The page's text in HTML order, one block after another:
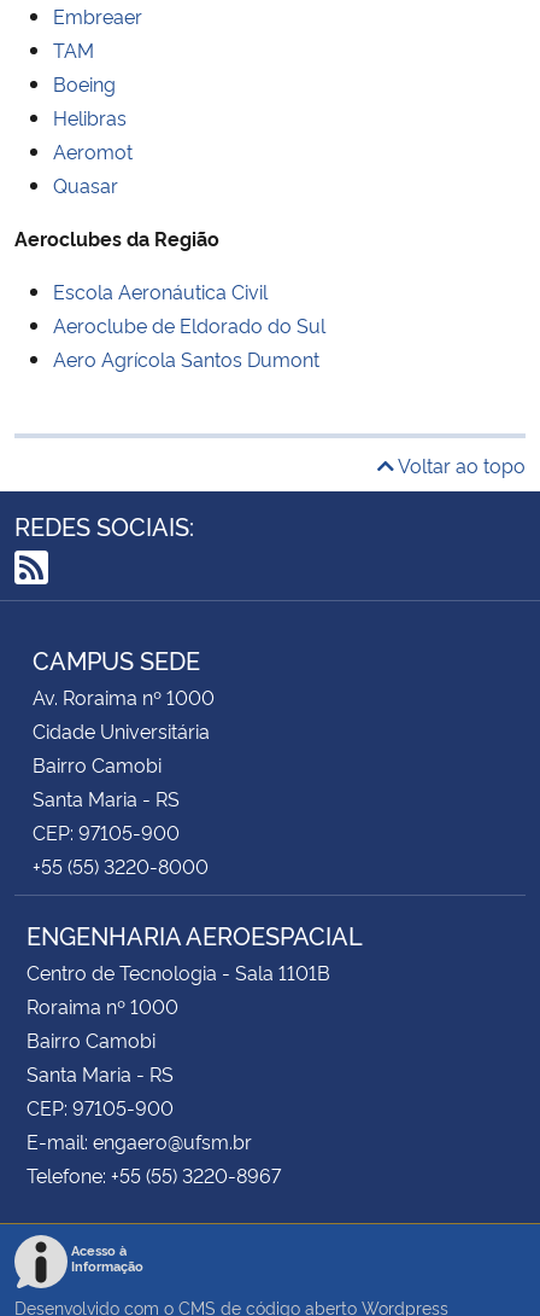
Embreaer
TAM
Boeing
Helibras
Aeromot
Quasar
Aeroclubes da Região
Escola Aeronáutica Civil
Aeroclube de Eldorado do Sul
Aero Agrícola Santos Dumont
Voltar ao topo
REDES SOCIAIS:
RSS
CAMPUS SEDE
Av. Roraima nº 1000
Cidade Universitária
Bairro Camobi
Santa Maria - RS
CEP: 97105-900
+55 (55) 3220-8000
ENGENHARIA AEROESPACIAL
Centro de Tecnologia - Sala 1101B
Roraima nº 1000
Bairro Camobi
Santa Maria - RS
CEP: 97105-900
E-mail: engaero@ufsm.br
Telefone: +55 (55) 3220-8967
Acesso à
Informação
Desenvolvido com o CMS de código aberto Wordpress